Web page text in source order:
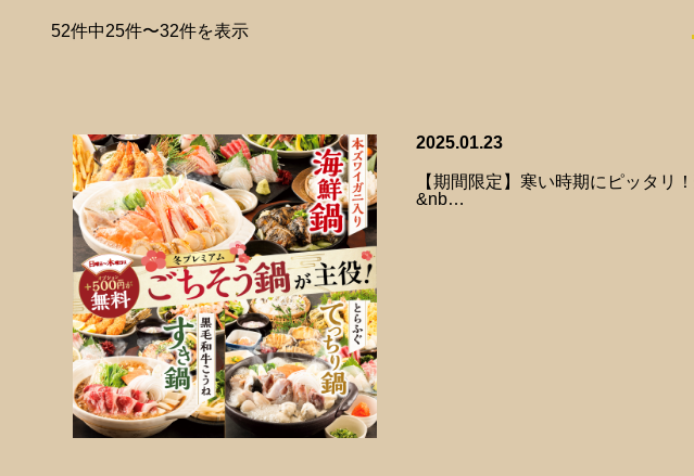
52件中25件〜32件を表示
2025.01.23
【期間限定】寒い時期にピッタリ
&nb…